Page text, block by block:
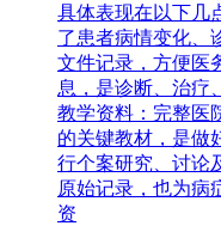
具体表现在以下几
了患者病情变化、
文件记录，方便医
息，是诊断、治疗
教学资料：完整医
的关键教材，是做
行个案研究、讨论
原始记录，也为病
资